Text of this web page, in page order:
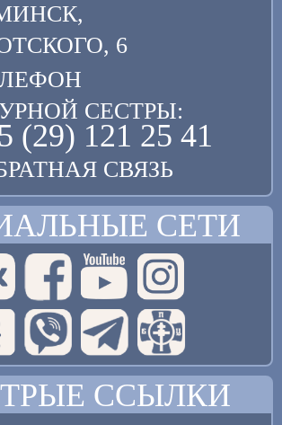
6
СЕСТРЫ:
(29) 121 25 41
СВЯЗЬ
СЕТИ
ССЫЛКИ